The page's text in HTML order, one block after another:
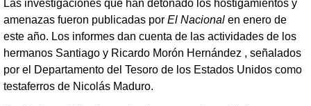
Las investigaciones que han detonado los hostigamientos y
amenazas fueron publicadas por El Nacional en enero de
este año. Los informes dan cuenta de las actividades de los
hermanos Santiago y Ricardo Morón Hernández , señalados
por el Departamento del Tesoro de los Estados Unidos como
testaferros de Nicolás Maduro.